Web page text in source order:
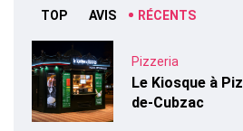
TOP AVIS RÉCENTS
Pizzeria
Le Kiosque à
de-Cubzac